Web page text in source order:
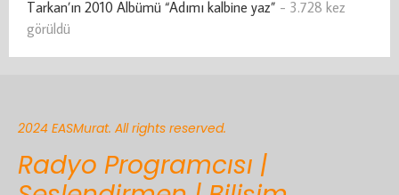
Tarkan’ın 2010 Albümü “Adımı kalbine yaz” - 3.728 kez
görüldü
2024 EASMurat. All rights reserved.
Radyo Programcısı |